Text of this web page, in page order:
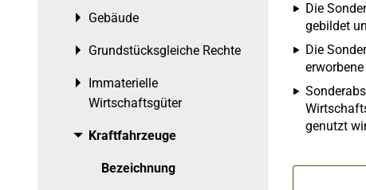
Die
gebildet
Die
genutzt
Gebäude
Toggle menu
Grundstücksgleiche Rechte
Toggle menu
Immaterielle
Wirtschaftsgüter
Toggle menu
Kraftfahrzeuge
Toggle menu
Bezeichnung